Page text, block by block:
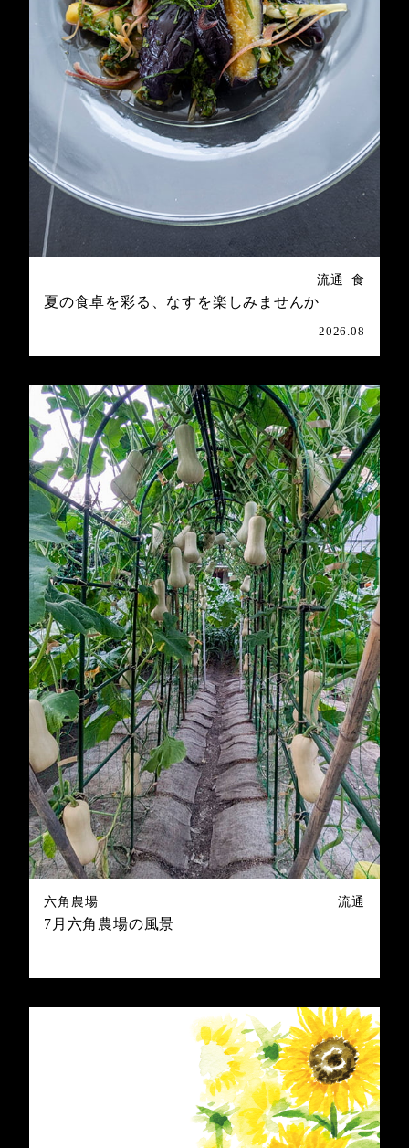
流通 食
夏の食卓を彩る、なすを楽しみませんか
2026.08
六角農場 流通
7月六角農場の風景